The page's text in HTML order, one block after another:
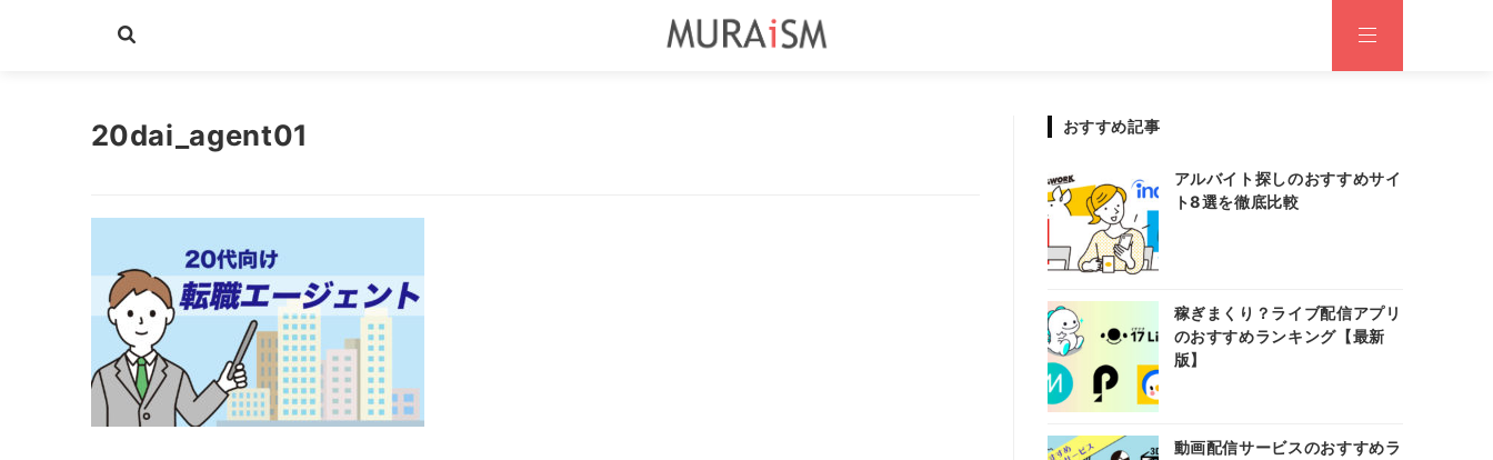
20dai_agent01 おすすめ記事
アルバイト探しのおすすめサイ
ト8選を徹底比較
稼ぎまくり？ライブ配信アプリ
のおすすめランキング【最新
版】
動画配信サービスのおすすめラ